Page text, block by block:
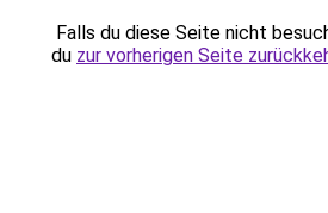
Falls du diese Seite nicht
du zur vorherigen Seite